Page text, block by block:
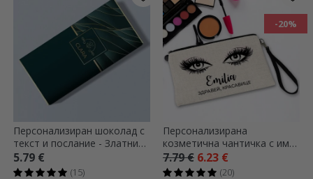
Персонализиран шоколад с
текст и послание - Златни
акценти
5.79 €
(15)
-20%
Персонализирана
козметична чантичка с име
- Здравей, красавице
7.79 € 6.23 €
(20)